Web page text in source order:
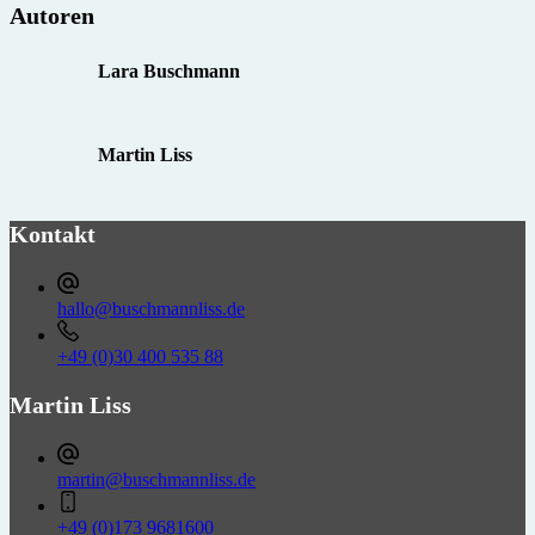
Autoren
Lara Buschmann
Martin Liss
Kontakt
hallo@buschmannliss.de
+49 (0)30 400 535 88‬‬‬‬
Martin Liss
martin@buschmannliss.de
+49 (0)173 9681600‬‬‬